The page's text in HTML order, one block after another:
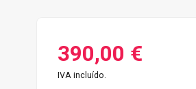
390,00 €
IVA incluído.